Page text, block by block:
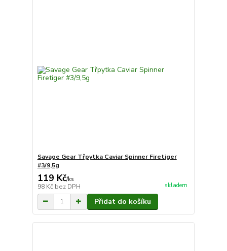
Savage Gear Třpytka Caviar Spinner Firetiger
#3/9,5g
119 Kč/ks
98 Kč bez DPH skladem
Přidat do košíku